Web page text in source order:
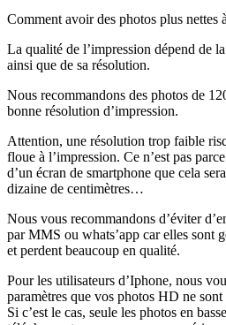
Comment avoir des photos plus nettes
La qualité de l’impression dépend de
ainsi que de sa résolution.
Nous recommandons des photos de
bonne résolution d’impression.
Attention, une résolution trop faible
floue à l’impression. Ce n’est pas
d’un écran de smartphone que cela
dizaine de centimètres…
Nous vous recommandons d’éviter
par MMS ou whats’app car elles sont
et perdent beaucoup en qualité.
Pour les utilisateurs d’Iphone, nous
paramètres que vos photos HD ne
Si c’est le cas, seule les photos en